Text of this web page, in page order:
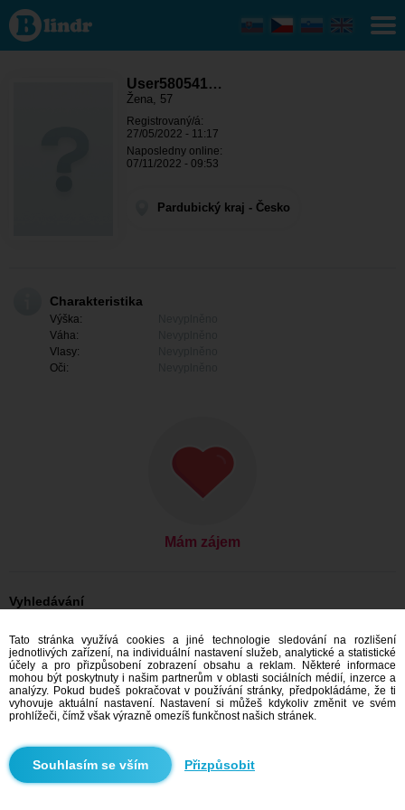
User580541999
- Ona hledá
někoho
Pardubický
User580541…
Žena, 57
Registrovaný/á:
27/05/2022 - 11:17
Naposledny online:
07/11/2022 - 09:53
Pardubický kraj - Česko
Charakteristika
Výška:
Váha:
Vlasy:
Oči:
Mám zájem
Vyhledávání
Ona hledá jeho: Ženy, 57
Ona hledá jeho: Ženy, 57 - Česko
Ona hledá jeho: Ženy, 57 - Pardubický kraj
Ona hledá jeho: Ženy, 57 - Chrudim
Seznamka Česko
Seznamka Pardubický kraj
Seznamka Chrudim
Doporučujeme
Tato stránka využívá cookies a jiné technologie sledování na rozlišení
jednotlivých zařízení, na individuální nastavení služeb, analytické a statistické
účely a pro přizpůsobení zobrazení obsahu a reklam. Některé informace
mohou být poskytnuty i našim partnerům v oblasti sociálních médií, inzerce a
analýzy. Pokud budeš pokračovat v používání stránky, předpokládáme, že ti
vyhovuje aktuální nastavení. Nastavení si můžeš kdykoliv změnit ve svém
prohlížeči, čímž však výrazně omezíš funkčnost našich stránek.
Přizpůsobit